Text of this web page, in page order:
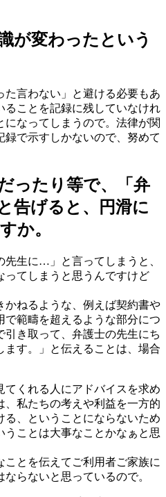
が変わったという
た言わない」と避ける必要もあ
ることを記録に残していなけれ
なってしまうので。法律が関
で示すしかないので、努めて
ったり等で、「弁
告げると、円滑に
か。
生に…」と言ってしまうと、
ってしまうと思うんですけど
かねるような、例えば契約書や
範疇を超えるような部分につ
き取って、弁護士の先生にち
ます。」と伝えることは、場合
くれる人にアドバイスを求め
、私たちの考えや利益を一方的
る、ということにならないため
うことは大事なことかなぁと思
とを伝えてご利用者ご家族に
らないと思っているので。